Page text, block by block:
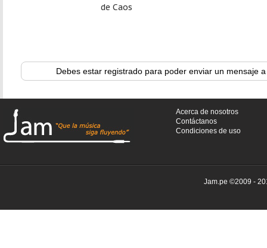
de Caos
Debes estar registrado para poder enviar un mensaje
Acerca de nosotros
Contáctanos
Condiciones de uso
Jam.pe ©2009 -